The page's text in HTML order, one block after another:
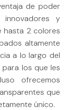
de poder
y
hasta 2 colores
altamente
a lo largo del
los que les
ofrecemos
que
único.